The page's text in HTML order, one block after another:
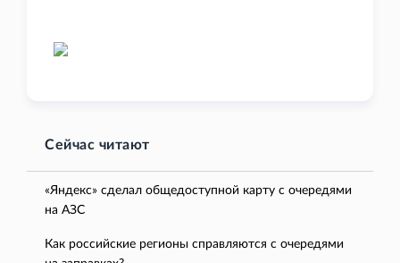
Сейчас читают
«Яндекс» сделал общедоступной карту с очередями
на АЗС
Как российские регионы справляются с очередями